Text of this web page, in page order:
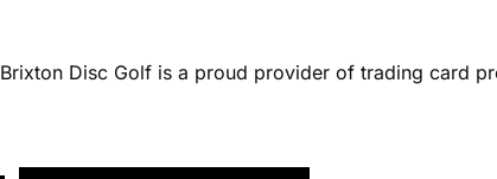
Brixton Disc Golf is a proud provider of trading card